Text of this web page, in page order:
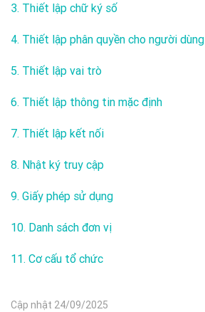
3. Thiết lập chữ ký số
4. Thiết lập phân quyền cho người dùng
5. Thiết lập vai trò
6. Thiết lập thông tin mặc định
7. Thiết lập kết nối
8. Nhật ký truy cập
9. Giấy phép sử dụng
10. Danh sách đơn vị
11. Cơ cấu tổ chức
Cập nhật 24/09/2025